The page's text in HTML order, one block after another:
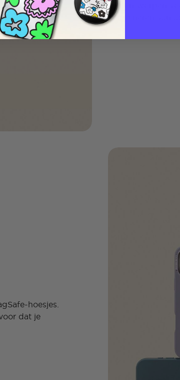
zijn ontworpen
combineren van
hoesjes.
dat je